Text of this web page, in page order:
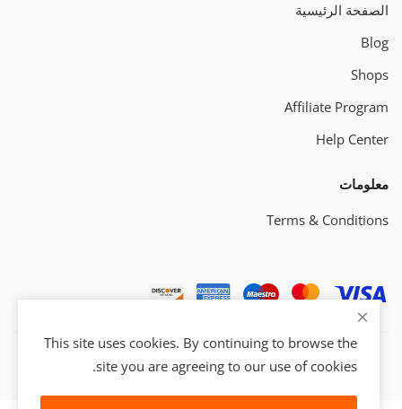
الصفحة الرئيسية
Blog
Shops
Affiliate Program
Help Center
معلومات
Terms & Conditions
This site uses cookies. By continuing to browse the
site you are agreeing to our use of cookies.